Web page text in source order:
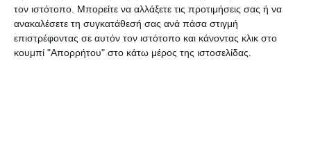
τον ιστότοπο. Μπορείτε να αλλάξετε τις προτιμήσεις σας ή να
ανακαλέσετε τη συγκατάθεσή σας ανά πάσα στιγμή
επιστρέφοντας σε αυτόν τον ιστότοπο και κάνοντας κλικ στο
κουμπί "Απορρήτου" στο κάτω μέρος της ιστοσελίδας.
εκπαιδευτικό ειδικής αγωγής,Καραμαλίκη
Μαρία, Ελεύθερος Επαγγελματίας,Καρμίρης
Νίκοςεπιχειρηματίας,Κολυβάς Στέφανος –